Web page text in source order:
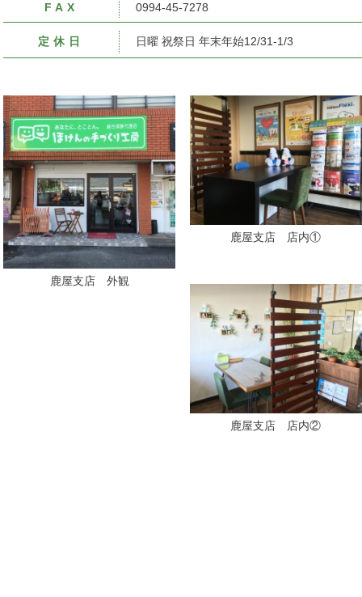
FAX 0994-45-7278
定休日 日曜 祝祭日 年末年始12/31-1/3
鹿屋支店 外観
鹿屋支店 店内①
鹿屋支店 店内②